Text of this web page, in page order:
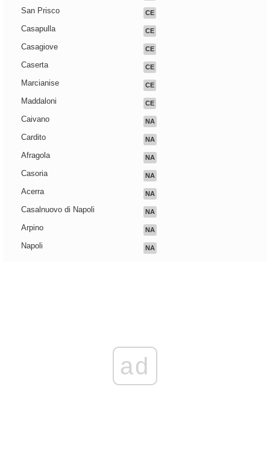
San Prisco CE
Casapulla CE
Casagiove CE
Caserta CE
Marcianise CE
Maddaloni CE
Caivano NA
Cardito NA
Afragola NA
Casoria NA
Acerra NA
Casalnuovo di Napoli NA
Arpino NA
Napoli NA
ad